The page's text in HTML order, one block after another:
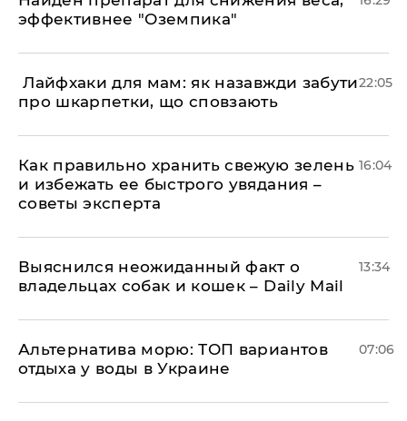
эффективнее "Оземпика"
​ Лайфхаки для мам: як назавжди забути
про шкарпетки, що сповзають
22:05
Как правильно хранить свежую зелень
и избежать ее быстрого увядания –
советы эксперта
16:04
Выяснился неожиданный факт о
владельцах собак и кошек – Daily Mail
13:34
Альтернатива морю: ТОП вариантов
отдыха у воды в Украине
07:06